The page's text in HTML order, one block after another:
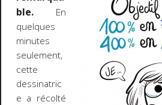
ble.En
quelques
minutes
seulement,
cette
dessinatric
e a récolté